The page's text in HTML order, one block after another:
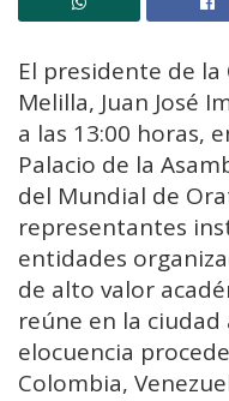
El presidente de
Melilla, Juan José
a las 13:00 horas,
Palacio de la
del Mundial de
representantes
entidades
de alto valor
reúne en la
elocuencia
Colombia,